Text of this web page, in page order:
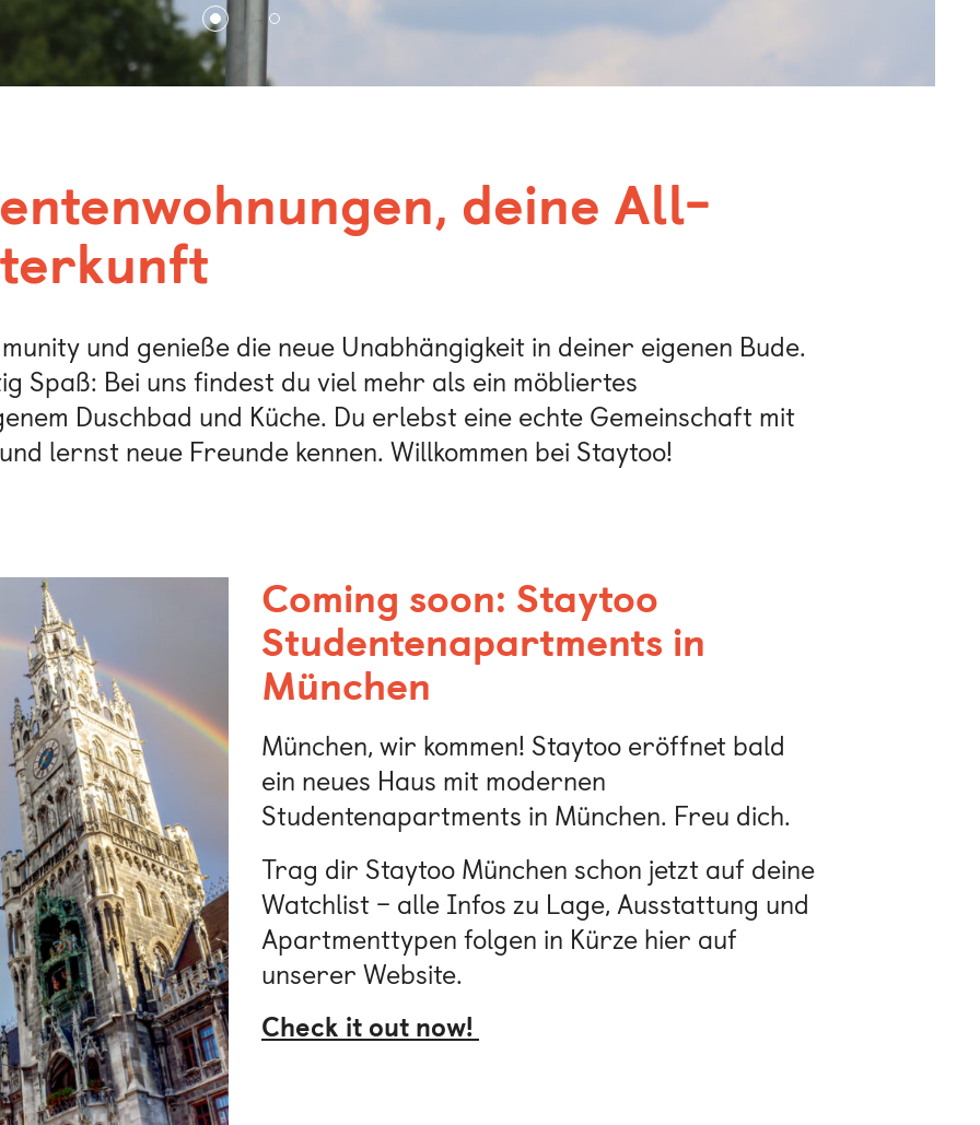
deine All-
und genieße die neue Unabhängigkeit in deiner eigenen Bude.
Spaß: Bei uns findest du viel mehr als ein möbliertes
Duschbad und Küche. Du erlebst eine echte Gemeinschaft mit
lernst neue Freunde kennen. Willkommen bei Staytoo!
Coming soon: Staytoo
Studentenapartments in
München
München, wir kommen! Staytoo eröffnet bald
ein neues Haus mit modernen
Studentenapartments in München. Freu dich.
Trag dir Staytoo München schon jetzt auf deine
Watchlist – alle Infos zu Lage, Ausstattung und
Apartmenttypen folgen in Kürze hier auf
unserer Website.
Check it out now!